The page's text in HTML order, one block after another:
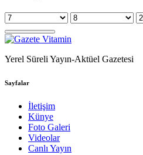
Yerel Süreli Yayın-Aktüel Gazetesi
Sayfalar
İletişim
Künye
Foto Galeri
Videolar
Canlı Yayın